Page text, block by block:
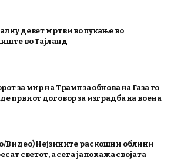
девет мртви во пукање во
во Тајланд
за мир на Трамп за обнова на Газа го
првиот договор за изградба на воена
Видео) Нејзините раскошни облини
светот, а сега ја покажа својата